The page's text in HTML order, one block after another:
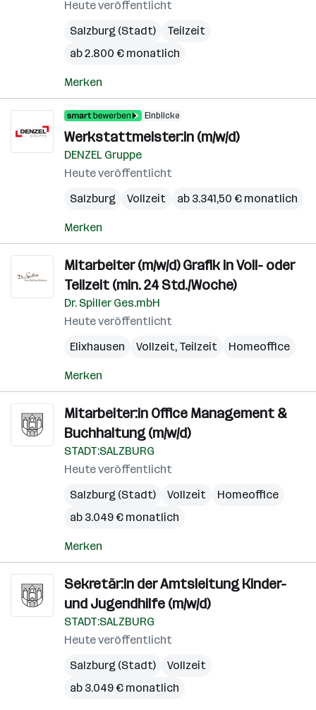
Heute veröffentlicht
Salzburg (Stadt)
Teilzeit
ab 2.800 € monatlich
Merken
Einblicke
Werkstattmeister:in (m/w/d)
DENZEL Gruppe
Heute veröffentlicht
Salzburg
Vollzeit ab 3.341,50 € monatlich
Merken
Mitarbeiter (m/w/d) Grafik in Voll- oder
Teilzeit (min. 24 Std./Woche)
Dr. Spiller Ges.mbH
Heute veröffentlicht
Elixhausen
Vollzeit, Teilzeit Homeoffice
Merken
Mitarbeiter:in Office Management &
Buchhaltung (m/w/d)
STADT:SALZBURG
Heute veröffentlicht
Salzburg (Stadt)
Vollzeit
Homeoffice
ab 3.049 € monatlich
Merken
Sekretär:in der Amtsleitung Kinder-
und Jugendhilfe (m/w/d)
STADT:SALZBURG
Heute veröffentlicht
Salzburg (Stadt)
Vollzeit
ab 3.049 € monatlich